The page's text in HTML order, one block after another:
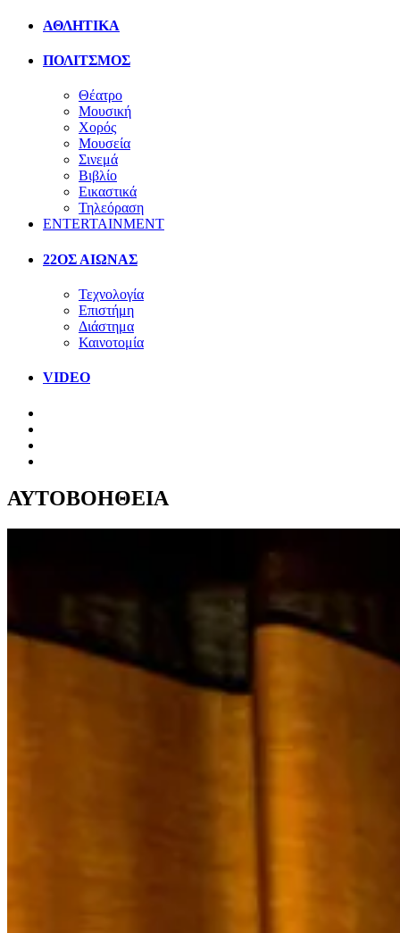
ΑΘΛΗΤΙΚΑ
ΠΟΛΙΤΣΜΟΣ
Θέατρο
Μουσική
Χορός
Μουσεία
Σινεμά
Βιβλίο
Εικαστικά
Τηλεόραση
ENTERTAINMENT
22ΟΣ ΑΙΩΝΑΣ
Τεχνολογία
Επιστήμη
Διάστημα
Καινοτομία
VIDEO
ΑΥΤΟΒΟΗΘΕΙΑ